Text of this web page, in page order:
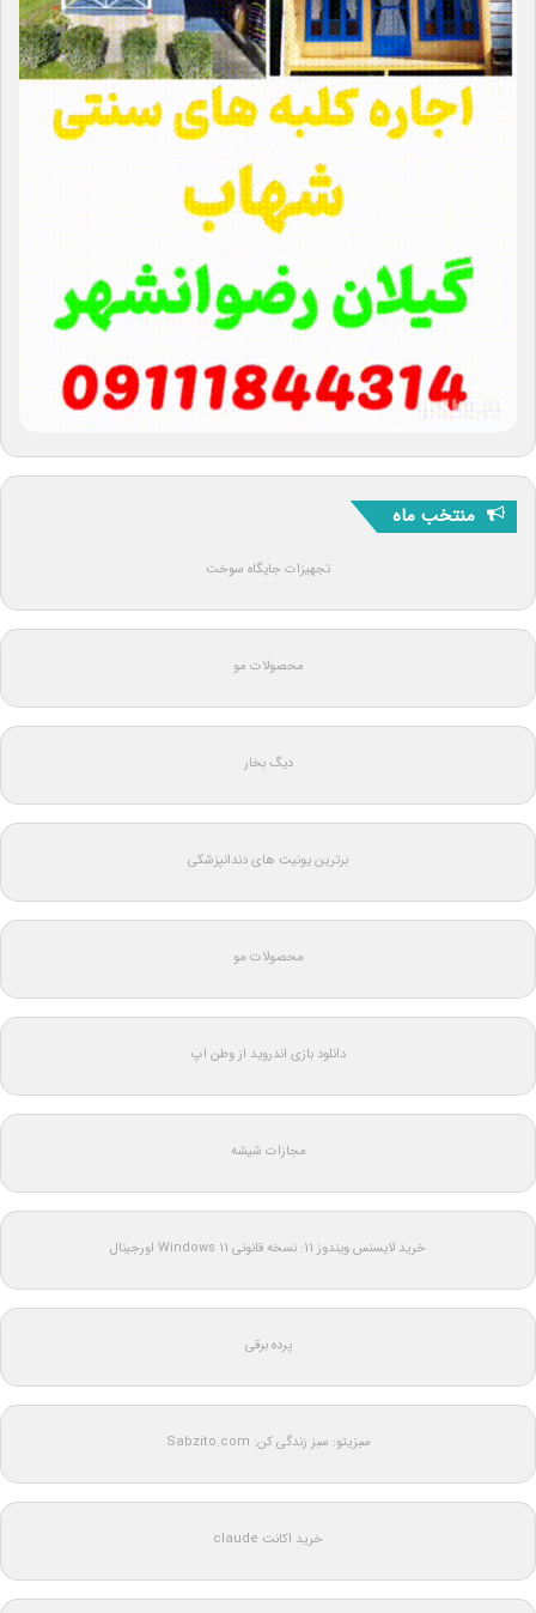
منتخب ماه
تجهیزات جایگاه سوخت
محصولات مو
دیگ بخار
برترین یونیت های دندانپزشکی
محصولات مو
دانلود بازی اندروید از وطن اپ
مجازات شیشه
خرید لایسنس ویندوز 11: نسخه قانونی Windows 11 اورجینال
پرده برقی
سبزیتو: سبز زندگی کن: Sabzito.com
خرید اکانت claude